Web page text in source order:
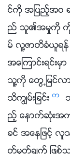
င္ကို အျပည့္အဝ ရ
ည္ သူ၏အမႈကို
မ္ လူ႔ဇာတိခံယူရ
အေၾကာင္းရင္း
သူ႔ကို ေတြ႕ျမင္
သိကြၽမ္းျခင္း က
ည့္ ေနာက္ဆုံးအ
ခင္ အေနျဖင့္
တ္မွတ္ခ်က္ ျဖစ္